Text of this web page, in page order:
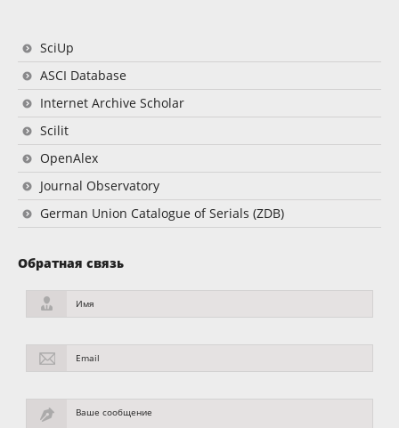
SciUp
ASCI Database
Internet Archive Scholar
Scilit
OpenAlex
Journal Observatory
German Union Catalogue of Serials (ZDB)
Обратная связь
Имя
Email
Ваше сообщение